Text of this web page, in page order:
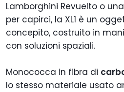
Lamborghini Revuelto o
per capirci, la XL1 è un
concepito, costruito in
con soluzioni spaziali.
Monococca in fibra di
lo stesso materiale usato